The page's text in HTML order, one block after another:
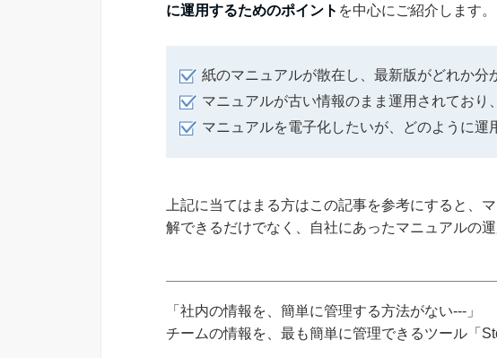
に運用するためのポイント を中心にご紹介します。
紙のマニュアルが散在し、最新版がどれか分
マニュアルが古い情報のまま運用されてお
マニュアルを電子化したいが、どのように
上記に当てはまる方はこの記事を参考にすると、
解できるだけでなく、自社にあったマニュアルの
「社内の情報を、簡単に管理する方法がない---」
チームの情報を、最も簡単に管理できるツール「